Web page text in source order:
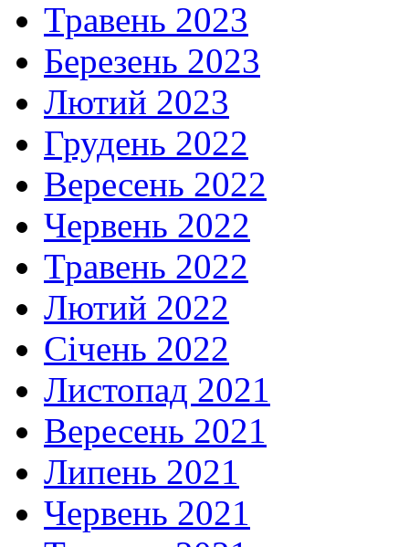
Травень 2023
Березень 2023
Лютий 2023
Грудень 2022
Вересень 2022
Червень 2022
Травень 2022
Лютий 2022
Січень 2022
Листопад 2021
Вересень 2021
Липень 2021
Червень 2021